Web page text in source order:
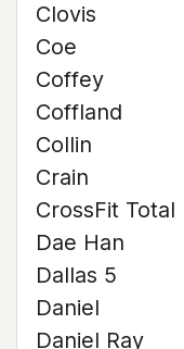
Clovis
Coe
Coffey
Coffland
Collin
Crain
CrossFit Total
Dae Han
Dallas 5
Daniel
Daniel Ray